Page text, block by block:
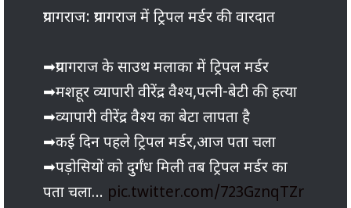
प्रयागराज: प्रयागराज में ट्रिपल मर्डर की वारदात
➡प्रयागराज के साउथ मलाका में ट्रिपल मर्डर
➡मशहूर व्यापारी वीरेंद्र वैश्य,पत्नी-बेटी की हत्या
➡व्यापारी वीरेंद्र वैश्य का बेटा लापता है
➡कई दिन पहले ट्रिपल मर्डर,आज पता चला
➡पड़ोसियों को दुर्गंध मिली तब ट्रिपल मर्डर का
पता चला… pic.twitter.com/723GznqTZr